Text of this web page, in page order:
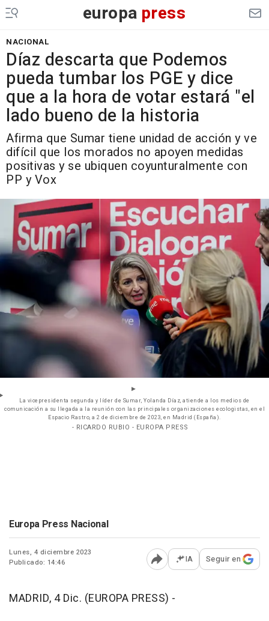
europa press
NACIONAL
Díaz descarta que Podemos
pueda tumbar los PGE y dice
que a la hora de votar estará "el
lado bueno de la historia
Afirma que Sumar tiene unidad de acción y ve
difícil que los morados no apoyen medidas
positivas y se ubiquen coyunturalmente con
PP y Vox
La vicepresidenta segunda y líder de Sumar, Yolanda Díaz, atiende a los medios de
comunicación a su llegada a la reunión con las principales organizaciones ecologistas, en el
Espacio Rastro, a 2 de diciembre de 2023, en Madrid (España).
- RICARDO RUBIO - EUROPA PRESS
Europa Press Nacional
Lunes, 4 diciembre 2023
Publicado: 14:46
Abrir opciones para
IA Seguir en
MADRID, 4 Dic. (EUROPA PRESS) -